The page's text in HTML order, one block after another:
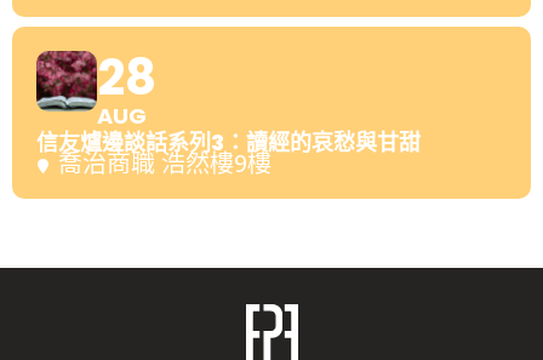
28
AUG
信友爐邊談話系列3：讀經的哀愁與甘甜
喬治商職 浩然樓9樓